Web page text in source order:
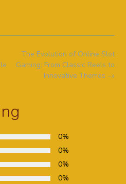
The Evolution of Online Slot
Gaming: From Classic Reels to
Innovative Themes →
0%
0%
0%
0%